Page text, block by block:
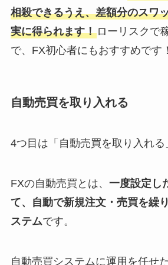
相殺できるうえ、差額分のスワ
実に得られます！ローリスクで
で、FX初心者にもおすすめです！
自動売買を取り入れる
4つ目は「自動売買を取り入れる
FXの自動売買とは、 一度設定し
て、自動で新規注文・売買を繰
ステムです。
自動売買システムに運用を任せ